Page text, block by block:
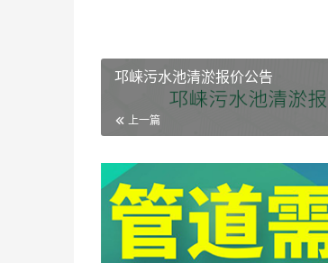
邛崃污水池清淤报价公告
上一篇